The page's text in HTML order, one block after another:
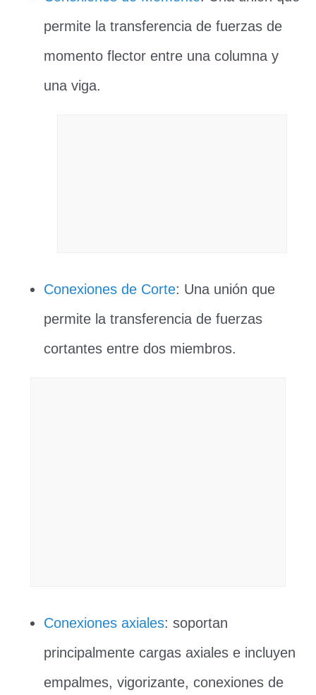
permite la transferencia de fuerzas de
momento flector entre una columna y
una viga.
Conexiones de Corte: Una unión que
permite la transferencia de fuerzas
cortantes entre dos miembros.
Conexiones axiales: soportan
principalmente cargas axiales e incluyen
empalmes, vigorizante, conexiones de